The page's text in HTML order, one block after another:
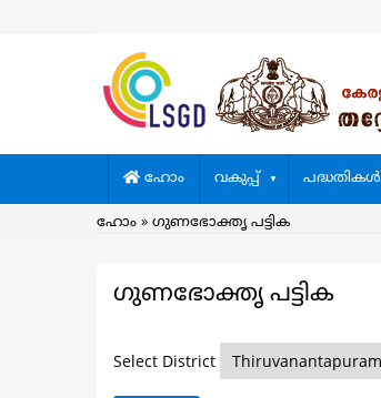
Main
navigation
ഹോം വകുപ്പ് പദ്ധതികള്‍
Breadcrumb
ഹോം ഗുണഭോക്തൃ പട്ടിക
ഗുണഭോക്തൃ പട്ടിക
Select District